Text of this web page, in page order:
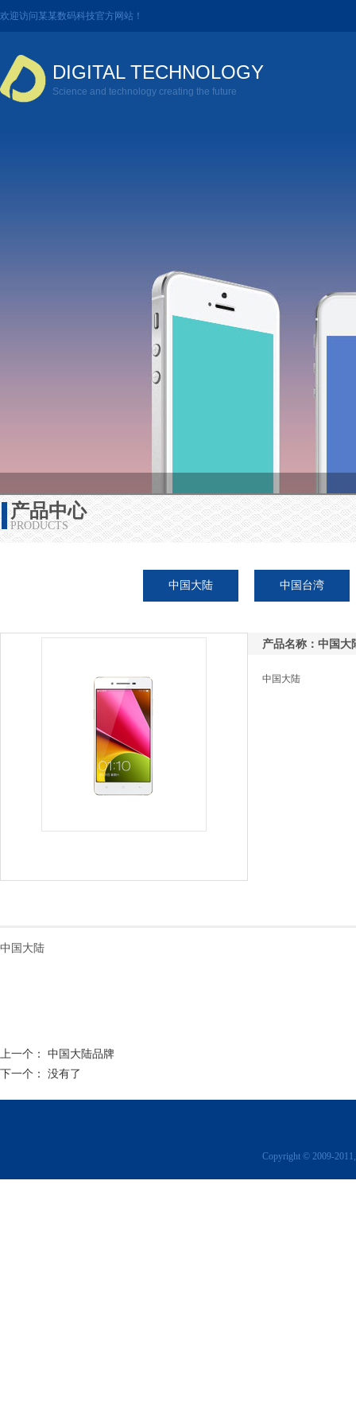
欢迎访问某某数码科技官方网站！
DIGITAL TECHNOLOGY
Science and technology creating the future
产品中心
PRODUCTS
中国大陆 中国台湾
上一个： 中国大陆品牌
下一个： 没有了
产品名称：中国大
中国大陆
中国大陆
Copyright © 2009-